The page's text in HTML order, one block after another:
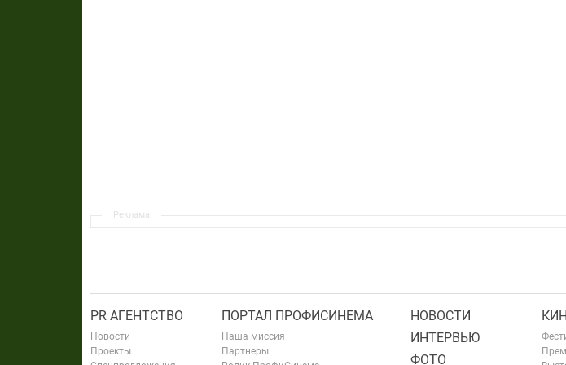
Реклама
PR АГЕНТСТВО
Новости
Проекты
ПОРТАЛ ПРОФИСИНЕМА
Наша миссия
Партнеры
НОВОСТИ
ИНТЕРВЬЮ
ФОТО